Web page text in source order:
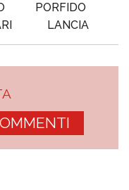
PORFIDO
LANCIA